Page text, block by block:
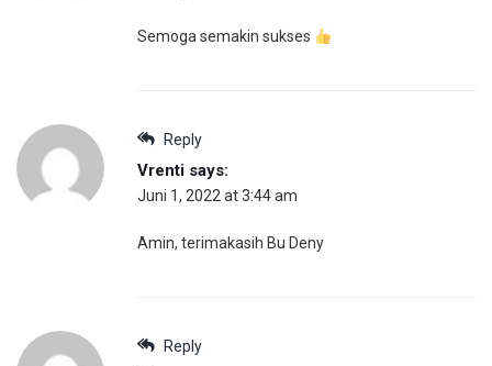
Semoga semakin sukses
Reply
Vrenti says:
Juni 1, 2022 at 3:44 am
Amin, terimakasih Bu Deny
Reply